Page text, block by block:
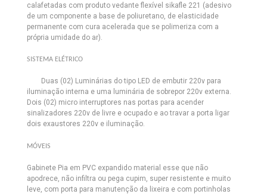
calafetadas com produto vedante flexível sikafle 221 (adesivo
de um componente a base de poliuretano, de elasticidade
permanente com cura acelerada que se polimeriza com a
própria umidade do ar).
SISTEMA ELÉTRICO
Duas (02) Luminárias do tipo LED de embutir 220v para
iluminação interna e uma luminária de sobrepor 220v externa.
Dois (02) micro interruptores nas portas para acender
sinalizadores 220v de livre e ocupado e ao travar a porta ligar
dois exaustores 220v e iluminação.
MÓVEIS
Gabinete Pia em PVC expandido material esse que não
apodrece, não infiltra ou pega cupim, super resistente e muito
leve, com porta para manutenção da lixeira e com portinholas